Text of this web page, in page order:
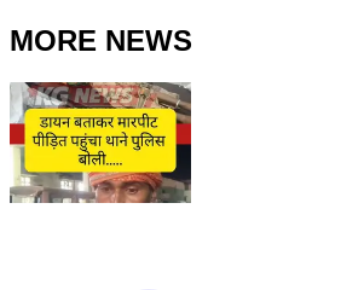
MORE NEWS